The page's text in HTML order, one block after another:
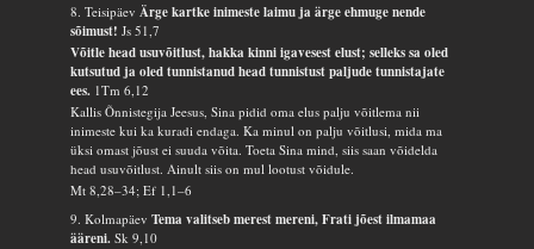
8. Teisipäev Ärge kartke inimeste laimu ja ärge ehmuge nende
sõimust!Js 51,7
Võitle head usuvõitlust, hakka kinni igavesest elust; selleks sa oled
kutsutud ja oled tunnistanud head tunnistust paljude tunnistajate
ees. 1Tm 6,12
Kallis Õnnistegija Jeesus, Sina pidid oma elus palju võitlema nii
inimeste kui ka kuradi endaga. Ka minul on palju võitlusi, mida ma
üksi omast jõust ei suuda võita. Toeta Sina mind, siis saan võidelda
head usuvõitlust. Ainult siis on mul lootust võidule.
Mt 8,28–34; Ef 1,1–6
9. KolmapäevTema valitseb merest mereni, Frati jõest ilmamaa
ääreni.Sk 9,10